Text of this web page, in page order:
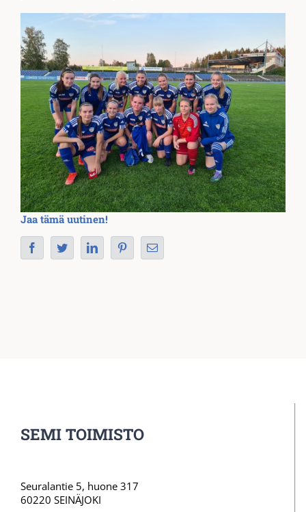
Jaa tämä uutinen!
FacebookTwitterLinkedInPinterestSähköposti
SEMI TOIMISTO
Seuralantie 5, huone 317
60220 SEINÄJOKI